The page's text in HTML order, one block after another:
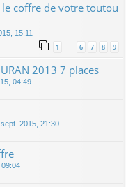
coffre de votre toutou
15:11
1 6 7 8 9
2013 7 places
04:49
sept. 2015, 21:30
09:04